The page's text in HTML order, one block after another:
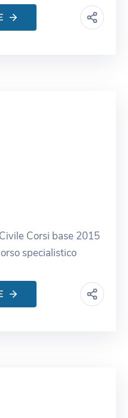
Corsi base 2015
specialistico